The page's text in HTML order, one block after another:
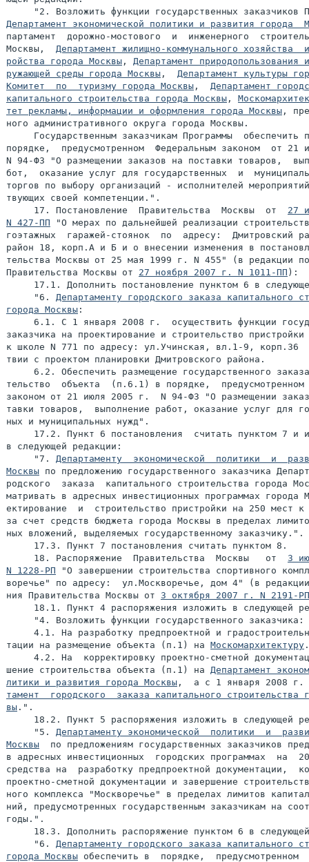
Департамент экономической политики и развития города
партамент  дорожно-мостового  и  инженерного
Москвы, Департамент жилищно-коммунального хозяйства
ройства города Москвы , Департамент природопользования
ружающей среды города Москвы , Департамент культуры
Комитет  по  туризму города Москвы , Департамент
капитального строительства города Москвы ,
тет рекламы, информации и оформления города Москвы ,
ного административного округа города Москвы.
Государственным заказчикам Программы  обеспечить
порядке,  предусмотренном  Федеральным законом  от 21
N 94-ФЗ "О размещении заказов на поставки товаров,
бот,  оказание услуг для государственных  и
торгов по выбору организаций - исполнителей
твующих своей компетенции.".
     17. Постановление  Правительства  Москвы  от
27
N 427-ПП "О мерах по дальнейшей реализации
гоэтажных  гаражей-стоянок  по  адресу:  Дмитровский
район 18, корп.А и Б и о внесении изменения в
тельства Москвы от 25 мая 1999 г. N 455" (в редакции
Правительства Москвы от 27 ноября 2007 г. N 1011-ПП
17.1. Дополнить постановление пунктом 6 в
     "6.
Департаменту городского заказа капитального
города Москвы :
6.1. С 1 января 2008 г.  осуществить функции
заказчика на проектирование и строительство
к школе N 771 по адресу: ул.Учинская, вл.1-9, корп.36
твии с проектом планировки Дмитровского района.
6.2. Обеспечить размещение государственного
тельство  объекта  (п.6.1) в порядке,  предусмотренном
законом от 21 июля 2005 г.  N 94-ФЗ "О размещении
тавки товаров,  выполнение работ, оказание услуг для
ных и муниципальных нужд".
17.2. Пункт 6 постановления  считать пунктом 7 и
в следующей редакции:
     "7.
Департаменту  экономической  политики  и
Москвы по предложению государственного заказчика
родского  заказа  капитального строительства города
матривать в адресных инвестиционных программах города
ектирование  и  строительство пристройки на 250 мест к
за счет средств бюджета города Москвы в пределах
ных вложений, выделяемых государственному заказчику.".
     17.3. Пункт 7 постановления считать пунктом 8.
     18. Распоряжение  Правительства  Москвы   от
3
N 1228-РП "О завершении строительства спортивного
воречье" по адресу:  ул.Москворечье, дом 4" (в
ния Правительства Москвы от 3 октября 2007 г. N 2191-РП
18.1. Пункт 4 распоряжения изложить в следующей
     "4. Возложить функции государственного заказчика:
4.1. На разработку предпроектной и
тации на размещение объекта (п.1) на Москомархитектуру .
4.2. На  корректировку проектно-сметной
шение строительства объекта (п.1) на Департамент
литики и развития города Москвы ,  а с 1 января 2008
тамент  городского  заказа капитального строительства
вы .".
18.2. Пункт 5 распоряжения изложить в следующей
     "5.
Департаменту экономической  политики  и
Москвы
по предложениям государственных заказчиков
в адресных инвестиционных  городских программах  на
средства на  разработку предпроектной документации,
проектно-сметной документации и завершение
ного комплекса "Москворечье" в пределах лимитов
ний, предусмотренных государственным заказчикам на
годы.".
18.3. Дополнить распоряжение пунктом 6 в
     "6.
Департаменту городского заказа капитального
города Москвы обеспечить в  порядке,  предусмотренном